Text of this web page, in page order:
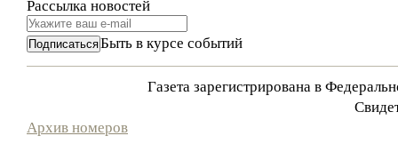
Рассылка новостей
Быть в курсе событий
Газета зарегистрирована в
Архив номеров